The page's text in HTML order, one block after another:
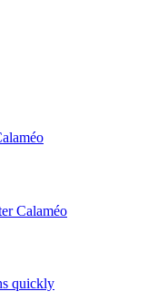
Calaméo
quickly